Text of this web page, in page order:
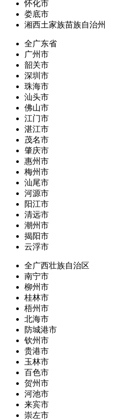
怀化市
娄底市
湘西土家族苗族自治州
全广东省
广州市
韶关市
深圳市
珠海市
汕头市
佛山市
江门市
湛江市
茂名市
肇庆市
惠州市
梅州市
汕尾市
河源市
阳江市
清远市
潮州市
揭阳市
云浮市
全广西壮族自治区
南宁市
柳州市
桂林市
梧州市
北海市
防城港市
钦州市
贵港市
玉林市
百色市
贺州市
河池市
来宾市
崇左市